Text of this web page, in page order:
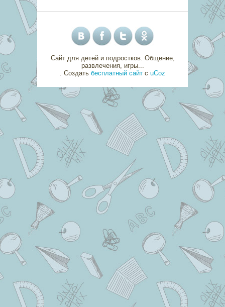
Сайт для детей и подростков. Общение,
развлечения, игры...
Создать бесплатный сайт с uCoz